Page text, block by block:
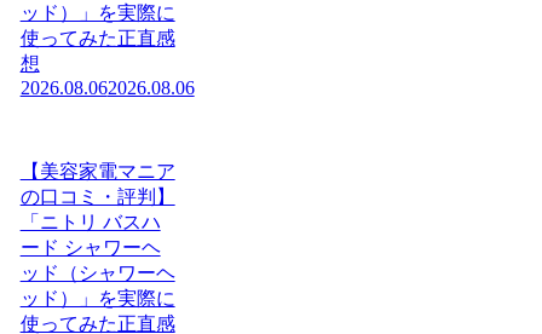
ッド）」を実際に
使ってみた正直感
想
2026.08.062026.08.06
【美容家電マニア
の口コミ・評判】
「ニトリ バスハ
ード シャワーヘ
ッド（シャワーヘ
ッド）」を実際に
使ってみた正直感